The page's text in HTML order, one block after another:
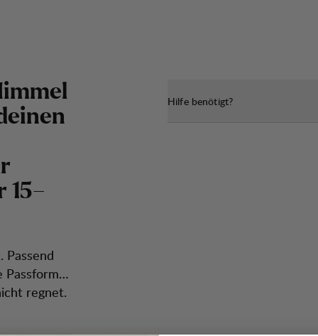
15–
Passend
Passform
regnet.
Hilfe benötigt?